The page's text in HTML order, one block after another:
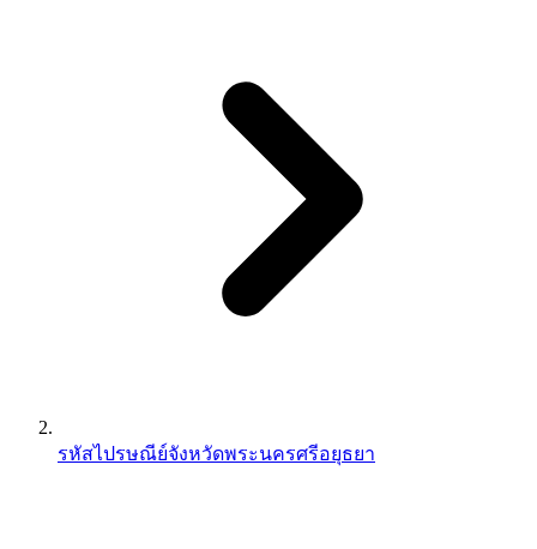
รหัสไปรษณีย์จังหวัดพระนครศรีอยุธยา